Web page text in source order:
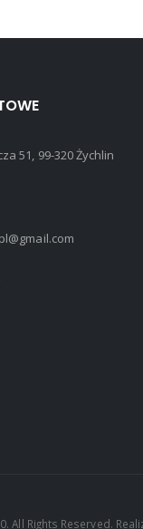
51, 99-320 Żychlin
All Rights Reserved.